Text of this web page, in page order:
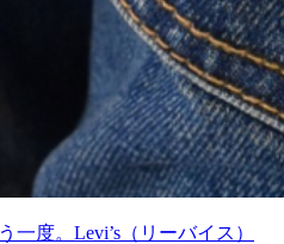
一度。Levi’s（リーバイス）